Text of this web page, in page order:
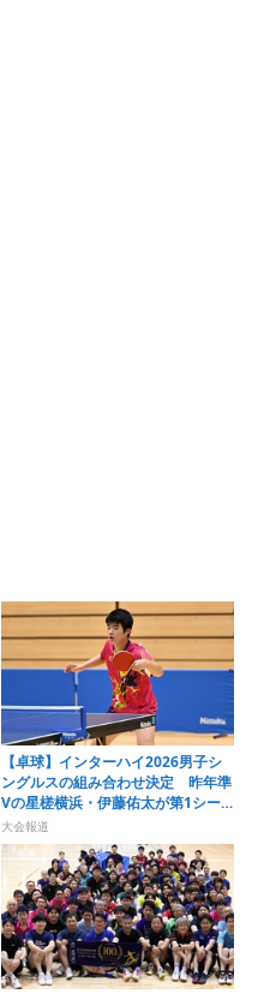
【卓球】インターハイ2026男子シ
ングルスの組み合わせ決定 昨年準
Vの星槎横浜・伊藤佑太が第1シー
ドに
大会報道